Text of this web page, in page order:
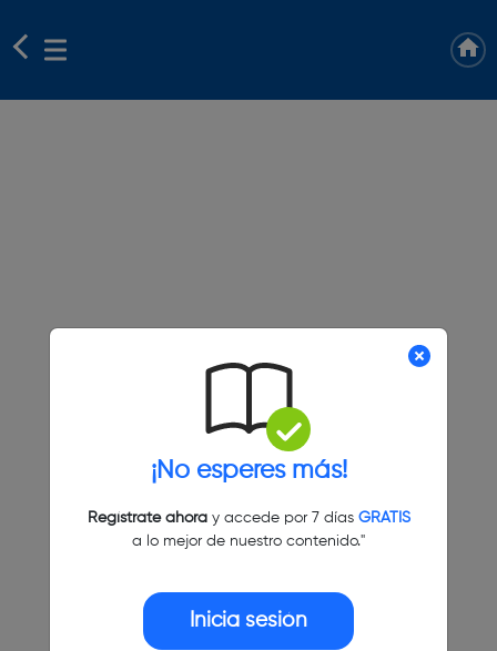
¡No esperes más!
Regístrate ahoray accede por 7 días GRATIS
a lo mejor de nuestro contenido."
Inicia sesión